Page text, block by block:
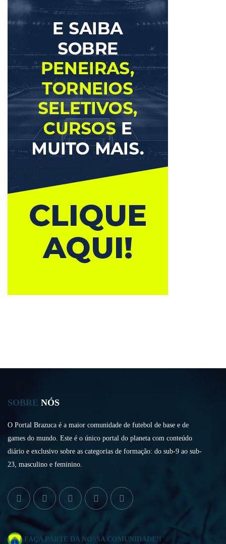
SOBRE NÓS
O Portal Brazuca é a maior comunidade de futebol de base e de
games do mundo. Este é o único portal do planeta com conteúdo
diário e exclusivo sobre as categorias de formação: do sub-9 ao sub-
23, masculino e feminino.
FAÇA PARTE DA NOSSA COMUNIDADE!!